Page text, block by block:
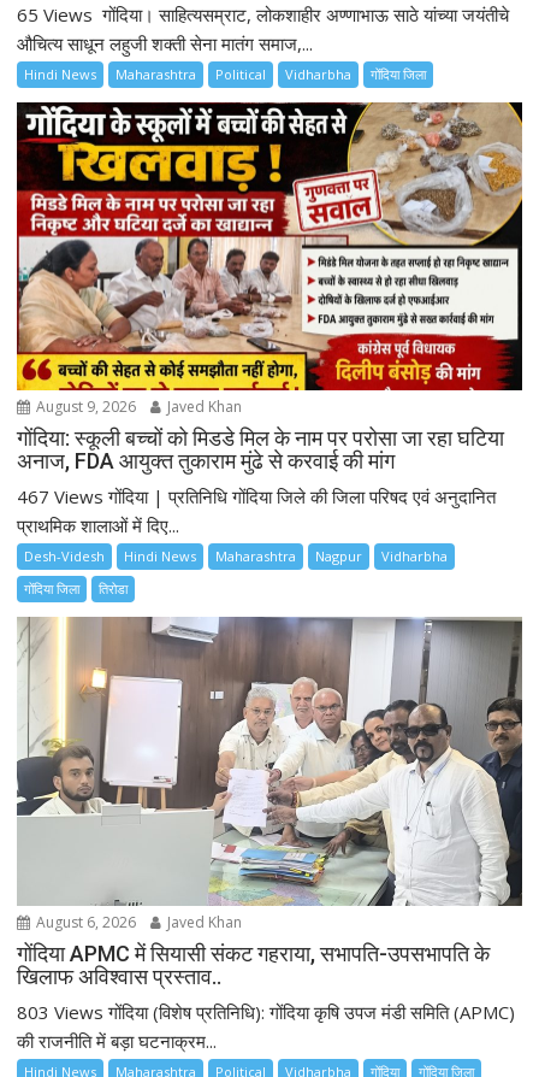
65 Views गोंदिया। साहित्यसम्राट, लोकशाहीर अण्णाभाऊ साठे यांच्या जयंतीचे
औचित्य साधून लहुजी शक्ती सेना मातंग समाज,...
Hindi News Maharashtra Political Vidharbha गोंदिया जिला
August 9, 2026 Javed Khan
गोंदिया: स्कूली बच्चों को मिडडे मिल के नाम पर परोसा जा रहा घटिया
अनाज, FDA आयुक्त तुकाराम मुंढे से करवाई की मांग
467 Views गोंदिया | प्रतिनिधि गोंदिया जिले की जिला परिषद एवं अनुदानित
प्राथमिक शालाओं में दिए...
Desh-Videsh Hindi News Maharashtra Nagpur
Vidharbha
गोंदिया जिला
तिरोडा
August 6, 2026 Javed Khan
गोंदिया APMC में सियासी संकट गहराया, सभापति-उपसभापति के
खिलाफ अविश्वास प्रस्ताव..
803 Views गोंदिया (विशेष प्रतिनिधि): गोंदिया कृषि उपज मंडी समिति (APMC)
की राजनीति में बड़ा घटनाक्रम...
Hindi News Maharashtra Political Vidharbha गोंदिया
गोंदिया जिला